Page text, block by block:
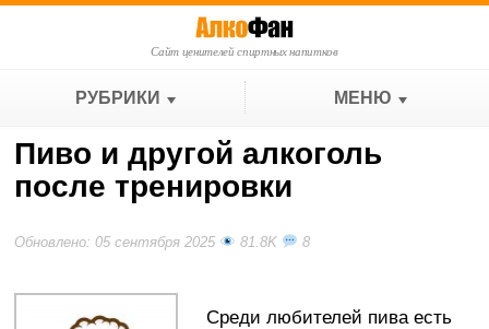
Сайт ценителей спиртных напитков
РУБРИКИ МЕНЮ
Пиво и другой алкоголь
после тренировки
Обновлено: 05 сентября 2025 81.8K 8
Среди любителей пива есть